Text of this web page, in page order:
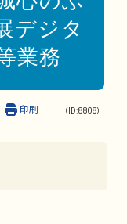
デジタ
業務
（ID:8808）
印刷